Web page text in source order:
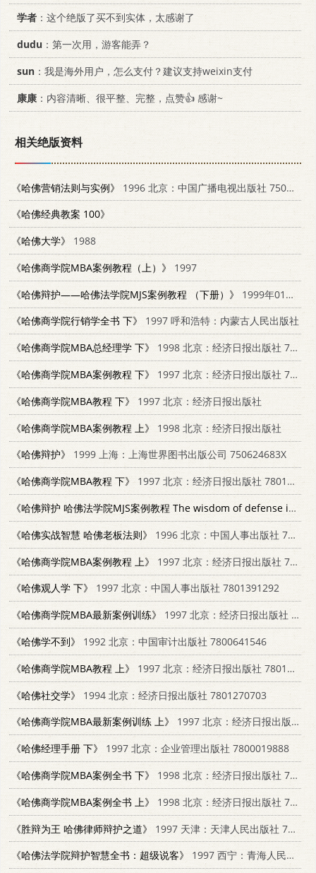
学者 ：这个绝版了买不到实体，太感谢了
dudu ：第一次用，游客能弄？
sun ：我是海外用户，怎么支付？建议支持weixin支付
康康 ：内容清晰、很平整、完整，点赞👍 感谢~
相关绝版资料
《哈佛营销法则与实例》 1996 北京：中国广播电视出版社 7504328707
《哈佛经典教案 100》
《哈佛大学》
1988
《哈佛商学院MBA案例教程（上）》
1997
《哈佛辩护——哈佛法学院MJS案例教程 （下册）》
1999年01月第1版 改革出版社
《哈佛商学院行销学全书 下》
1997 呼和浩特：内蒙古人民出版社
《哈佛商学院MBA总经理学 下》
1998 北京：经济日报出版社 7801274350
《哈佛商学院MBA案例教程 下》
1997 北京：经济日报出版社 7801273745
《哈佛商学院MBA教程 下》
1997 北京：经济日报出版社
《哈佛商学院MBA案例教程 上》
1998 北京：经济日报出版社
《哈佛辩护》
1999 上海：上海世界图书出版公司 750624683X
《哈佛商学院MBA教程 下》
1997 北京：经济日报出版社 7801273354
《哈佛辩护 哈佛法学院MJS案例教程 The wisdom of defense in Harvard Law school》
《哈佛实战智慧 哈佛老板法则》
1996 北京：中国人事出版社 7800769976
《哈佛商学院MBA案例教程 上》
1997 北京：经济日报出版社 7801273745
《哈佛观人学 下》
1997 北京：中国人事出版社 7801391292
《哈佛商学院MBA最新案例训练》
1997 北京：经济日报出版社 7801274016
《哈佛学不到》
1992 北京：中国审计出版社 7800641546
《哈佛商学院MBA教程 上》
1997 北京：经济日报出版社 7801273354
《哈佛社交学》
1994 北京：经济日报出版社 7801270703
《哈佛商学院MBA最新案例训练 上》
1997 北京：经济日报出版社 7801274016
《哈佛经理手册 下》
1997 北京：企业管理出版社 7800019888
《哈佛商学院MBA案例全书 下》
1998 北京：经济日报出版社 7801274652
《哈佛商学院MBA案例全书 上》
1998 北京：经济日报出版社 7801274652
《胜辩为王 哈佛律师辩护之道》
1997 天津：天津人民出版社 7201029193
《哈佛法学院辩护智慧全书：超级说客》
1997 西宁：青海人民出版社 7225013440